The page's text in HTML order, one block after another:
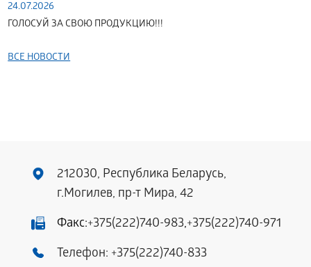
24.07.2026
ГОЛОСУЙ ЗА СВОЮ ПРОДУКЦИЮ!!!
ВСЕ НОВОСТИ
212030, Республика Беларусь,
г.Могилев, пр-т Мира, 42
Факс:+375(222)740-983,+375(222)740-971
Телефон: +375(222)740-833